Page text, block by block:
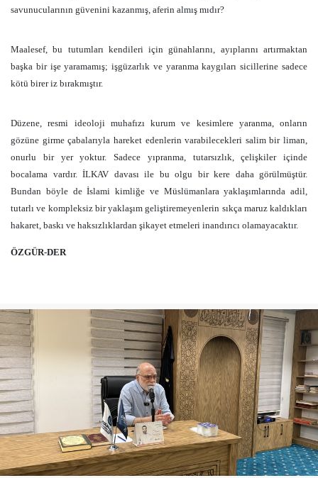
savunucularının güvenini kazanmış, aferin almış mıdır?
Maalesef, bu tutumları kendileri için günahlarını, ayıplarını artırmaktan
başka bir işe yaramamış; işgüzarlık ve yaranma kaygıları sicillerine sadece
kötü birer iz bırakmıştır.
Düzene, resmi ideoloji muhafızı kurum ve kesimlere yaranma, onların
gözüne girme çabalarıyla hareket edenlerin varabilecekleri salim bir liman,
onurlu bir yer yoktur. Sadece yıpranma, tutarsızlık, çelişkiler içinde
bocalama vardır. İLKAV davası ile bu olgu bir kere daha görülmüştür.
Bundan böyle de İslami kimliğe ve Müslümanlara yaklaşımlarında adil,
tutarlı ve kompleksiz bir yaklaşım geliştiremeyenlerin sıkça maruz kaldıkları
hakaret, baskı ve haksızlıklardan şikayet etmeleri inandırıcı olamayacaktır.
ÖZGÜR-DER